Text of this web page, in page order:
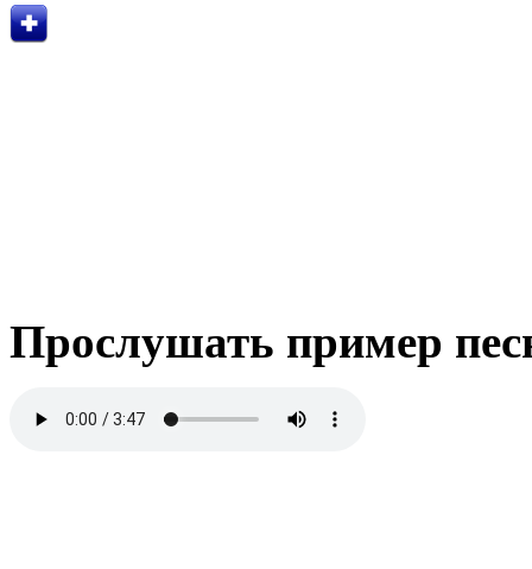
Прослушать пример